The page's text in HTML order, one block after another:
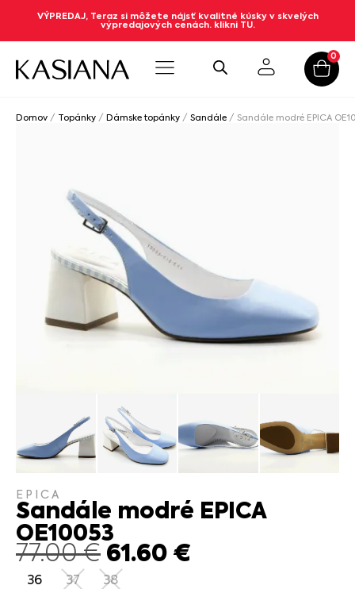
VÝPREDAJ, Teraz si môžete nájsť kvalitné kúsky v skvelých
výpredajových cenách. klikni TU.
0
Domov / Topánky / Dámske topánky / Sandále / Sandále modré EPICA
EPICA
Sandále modré EPICA
OE10053
77.00€ 61.60€
36 37 38